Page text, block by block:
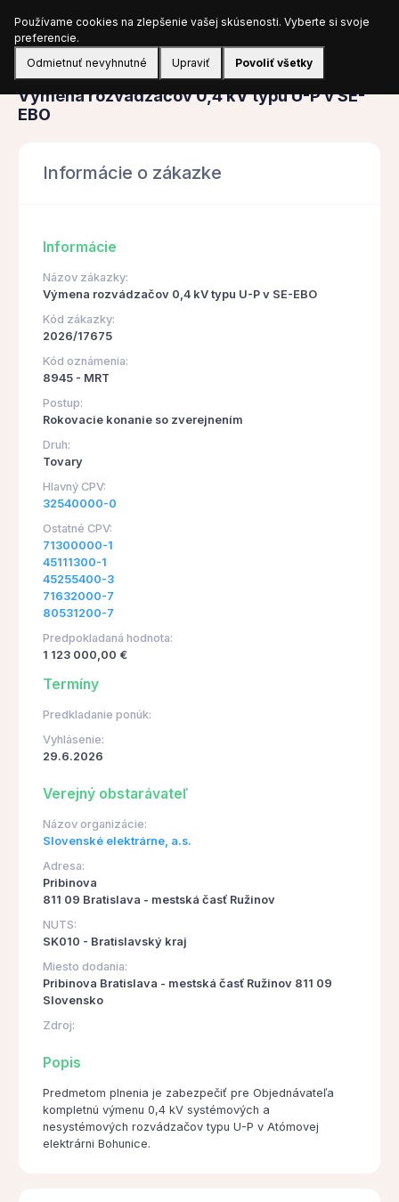
Prihlásiť sa
Obstarávanie
Výmena rozvádzačov 0,4 kV typu U-P v SE-
EBO
Informácie o zákazke
Informácie
Názov zákazky:
Výmena rozvádzačov 0,4 kV typu U-P v SE-EBO
Kód zákazky:
2026/17675
Kód oznámenia:
8945 - MRT
Postup:
Rokovacie konanie so zverejnením
Druh:
Tovary
Hlavný CPV:
32540000-0
Ostatné CPV:
71300000-1
45111300-1
45255400-3
71632000-7
80531200-7
Predpokladaná hodnota:
1 123 000,00 €
Termíny
Predkladanie ponúk:
Vyhlásenie:
29.6.2026
Verejný obstarávateľ
Názov organizácie:
Slovenské elektrárne, a.s.
Adresa:
Pribinova
811 09 Bratislava - mestská časť Ružinov
NUTS:
SK010 - Bratislavský kraj
Miesto dodania:
Pribinova Bratislava - mestská časť Ružinov 811 09
Slovensko
Zdroj:
Popis
Predmetom plnenia je zabezpečiť pre Objednávateľa
kompletnú výmenu 0,4 kV systémových a
nesystémových rozvádzačov typu U-P v Atómovej
elektrárni Bohunice.
Používame cookies na zlepšenie vašej skúsenosti. Vyberte si svoje
preferencie.
Odmietnuť nevyhnutné
Upraviť Povoliť všetky